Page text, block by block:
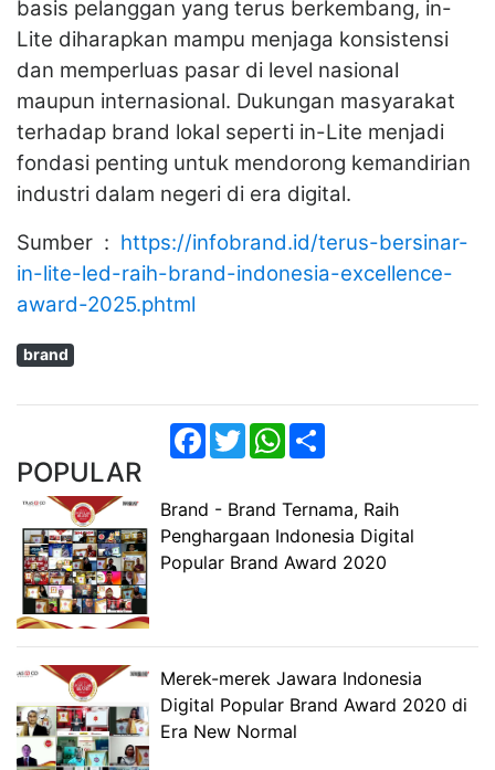
basis pelanggan yang terus berkembang, in-
Lite diharapkan mampu menjaga konsistensi
dan memperluas pasar di level nasional
maupun internasional. Dukungan masyarakat
terhadap brand lokal seperti in-Lite menjadi
fondasi penting untuk mendorong kemandirian
industri dalam negeri di era digital.
Sumber : https://infobrand.id/terus-bersinar-
in-lite-led-raih-brand-indonesia-excellence-
award-2025.phtml
brand
Facebook
TwitterWhatsApp
POPULAR
Brand - Brand Ternama, Raih
Penghargaan Indonesia Digital
Popular Brand Award 2020
Merek-merek Jawara Indonesia
Digital Popular Brand Award 2020 di
Era New Normal